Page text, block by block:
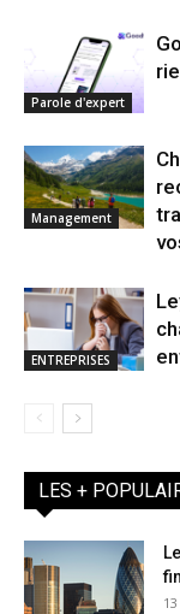
Parole d'expert
Management
ENTREPRISES
LES +